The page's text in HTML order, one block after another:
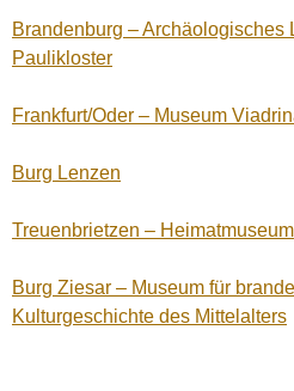
Brandenburg – Archäologisches
Paulikloster
Frankfurt/Oder – Museum
Burg Lenzen
Treuenbrietzen – Heimatmuseum
Burg Ziesar – Museum für
Kulturgeschichte des Mittelalters